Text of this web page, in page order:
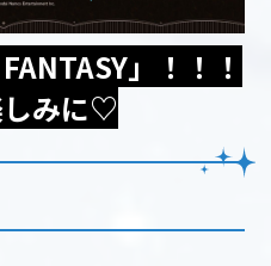
」！！！
みに♡